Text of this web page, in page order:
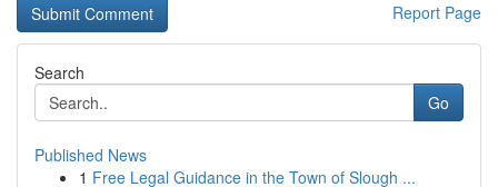
Report Page
Search
Go
Published News
1 Free Legal Guidance in the Town of Slough ...